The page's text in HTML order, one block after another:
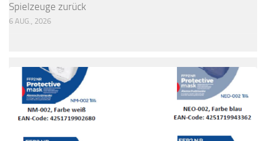
Spielzeuge zurück
6 AUG., 2026